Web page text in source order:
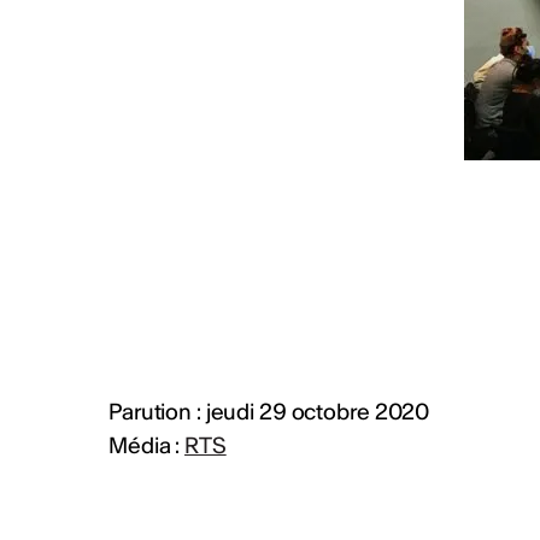
PLUS D'INFOS & CONTACT
Parution : jeudi 29 octobre 2020
Média : RTS